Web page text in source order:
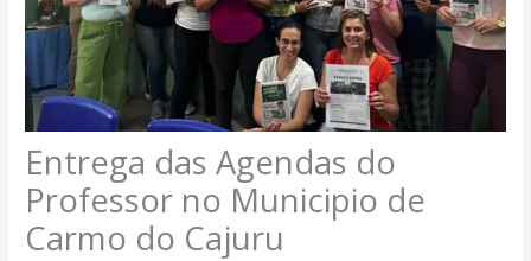
Entrega das Agendas do
Professor no Municipio de
Carmo do Cajuru